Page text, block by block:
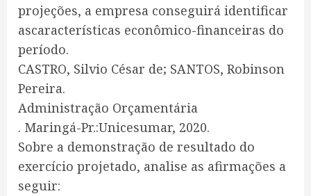
projeções, a empresa conseguirá identificar
ascaracterísticas econômico-financeiras do
período.
CASTRO, Silvio César de; SANTOS, Robinson
Pereira.
Administração Orçamentária
. Maringá-Pr.:Unicesumar, 2020.
Sobre a demonstração de resultado do
exercício projetado, analise as afirmações a
seguir: